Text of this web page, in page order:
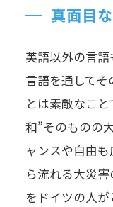
真面目
英語以外の言
言語を通して
とは素敵なこ
和”そのものの
ャンスや自由
ら流れる大災
をドイツの人